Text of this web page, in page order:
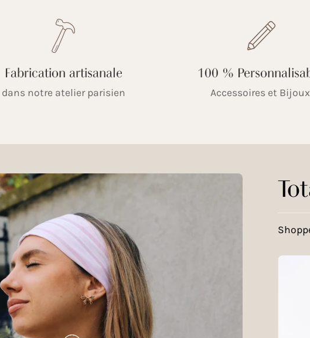
Fabrication artisanale
dans notre atelier parisien
100 %
Accessoires et Bijoux